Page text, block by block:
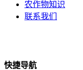
农作物知识
联系我们
快捷导航